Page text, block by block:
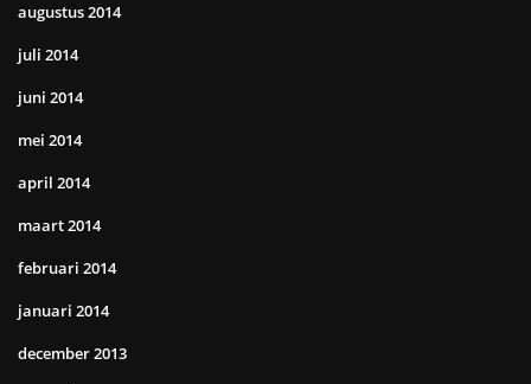
augustus 2014
juli 2014
juni 2014
mei 2014
april 2014
maart 2014
februari 2014
januari 2014
december 2013